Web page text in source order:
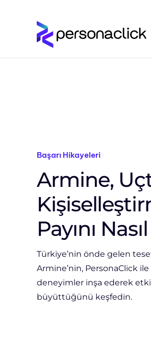
Başarı Hikayeleri
Armine,
Payını
Türkiye’nin önde gelen
Armine’nin, PersonaClick
deneyimler inşa ederek
büyüttüğünü keşfedin.